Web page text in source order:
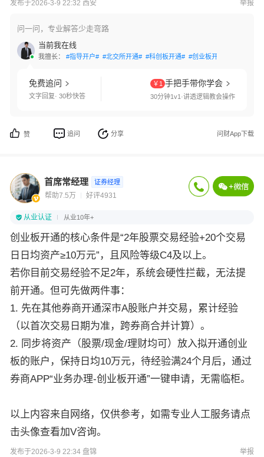
发布于2026-3-9 22:32 西安 举报
问一问，专业解答少走弯路
当前我在线
我擅长： #指导开户# #北交所开通# #科创板开通# #创业板开通#
免费追问
文字回复· 30秒快答
￥1 手把手带你学会
30分钟1v1·讲透逻辑教会操作
赞 追问 分享 问财App下载
首席常经理 证券经理
帮助7.5万 好评4931
从业认证 从业10年+
创业板开通的核心条件是“2年股票交易经验+20个交易
日日均资产≥10万元”，且风险等级C4及以上。
若你目前交易经验不足2年，系统会硬性拦截，无法提
前开通。但可先做两件事：
1. 先在其他券商开通深市A股账户并交易，累计经验
（以首次交易日期为准，跨券商合并计算）。
2. 同步将资产（股票/现金/理财均可）放入拟开通创业
板的账户，保持日均10万元，待经验满24个月后，通过
券商APP“业务办理-创业板开通”一键申请，无需临柜。
以上内容来自网络，仅供参考，如需专业人工服务请点
击头像查看加V咨询。
发布于2026-3-9 22:34 盘锦 举报